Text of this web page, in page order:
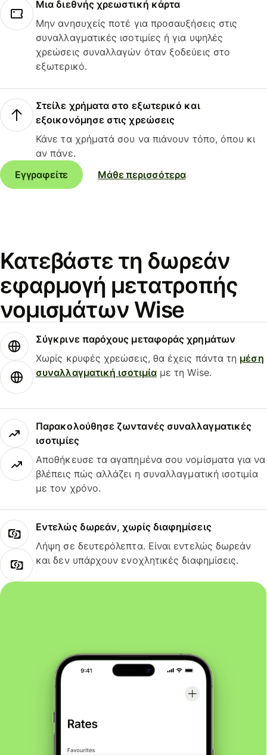
Μια διεθνής χρεωστική κάρτα
Μην ανησυχείς ποτέ για προσαυξήσεις στις
συναλλαγματικές ισοτιμίες ή για υψηλές
χρεώσεις συναλλαγών όταν ξοδεύεις στο
εξωτερικό.
Στείλε χρήματα στο εξωτερικό και
εξοικονόμησε στις χρεώσεις
Κάνε τα χρήματά σου να πιάνουν τόπο, όπου κι
αν πάνε.
Εγγραφείτε
Μάθε περισσότερα
Κατεβάστε τη δωρεάν
εφαρμογή μετατροπής
νομισμάτων Wise
Σύγκρινε παρόχους μεταφοράς χρημάτων
Χωρίς κρυφές χρεώσεις, θα έχεις πάντα τη μέση
συναλλαγματική ισοτιμίαμε τη Wise.
Παρακολούθησε ζωντανές συναλλαγματικές
ισοτιμίες
Αποθήκευσε τα αγαπημένα σου νομίσματα για να
βλέπεις πώς αλλάζει η συναλλαγματική ισοτιμία
με τον χρόνο.
Εντελώς δωρεάν, χωρίς διαφημίσεις
Λήψη σε δευτερόλεπτα. Είναι εντελώς δωρεάν
και δεν υπάρχουν ενοχλητικές διαφημίσεις.